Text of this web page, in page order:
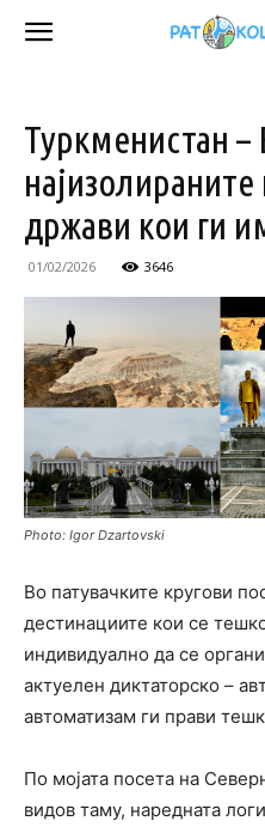
Туркменистан –
држави кои ги
01/02/2026 3646
Photo: Igor Dzartovski
Во патувачките кругови
дестинациите кои се
индивидуално да се
актуелен диктаторско –
автоматизам ги прави
По мојата посета на
видов таму, наредната